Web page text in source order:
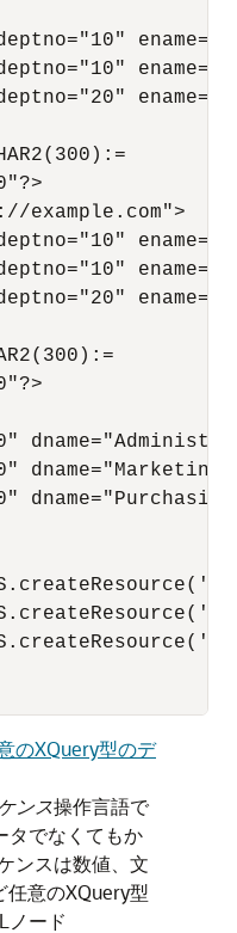
example.com">
のXQuery型のデ
ンス操作言語で
タでなくてもか
ンスは数値、文
任意のXQuery型
ノード